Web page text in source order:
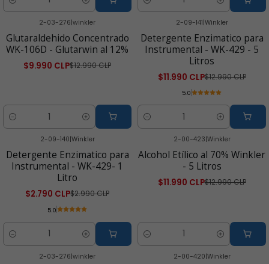
Cantidad Cantidad
2-03-276|winkler
Glutaraldehido Concentrado
WK-106D - Glutarwin al 12%
$9.990 CLP$12.990 CLP
Cantidad
2-09-141|Winkler
Detergente Enzimatico para
Instrumental - WK-429 - 5
Litros
$11.990 CLP$12.990 CLP
5.0
Cantidad
2-09-140|Winkler
Detergente Enzimatico para
Instrumental - WK-429- 1
Litro
$2.790 CLP$2.990 CLP
5.0
Cantidad
2-00-423|Winkler
Alcohol Etílico al 70% Winkler
- 5 Litros
$11.990 CLP$12.990 CLP
Cantidad
2-03-276|winkler 2-00-420|Winkler